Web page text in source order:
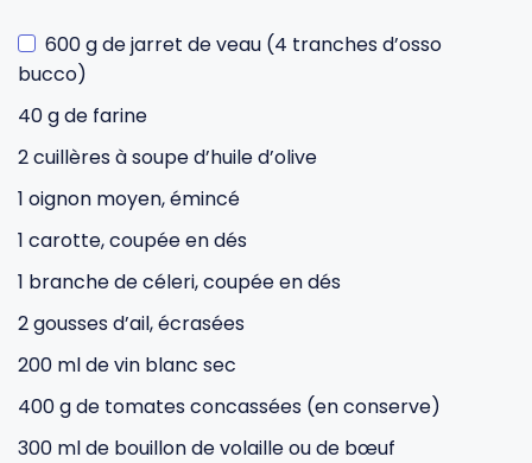
600 g de jarret de veau (4 tranches d’osso
bucco)
40 g de farine
2 cuillères à soupe d’huile d’olive
1 oignon moyen, émincé
1 carotte, coupée en dés
1 branche de céleri, coupée en dés
2 gousses d’ail, écrasées
200 ml de vin blanc sec
400 g de tomates concassées (en conserve)
300 ml de bouillon de volaille ou de bœuf